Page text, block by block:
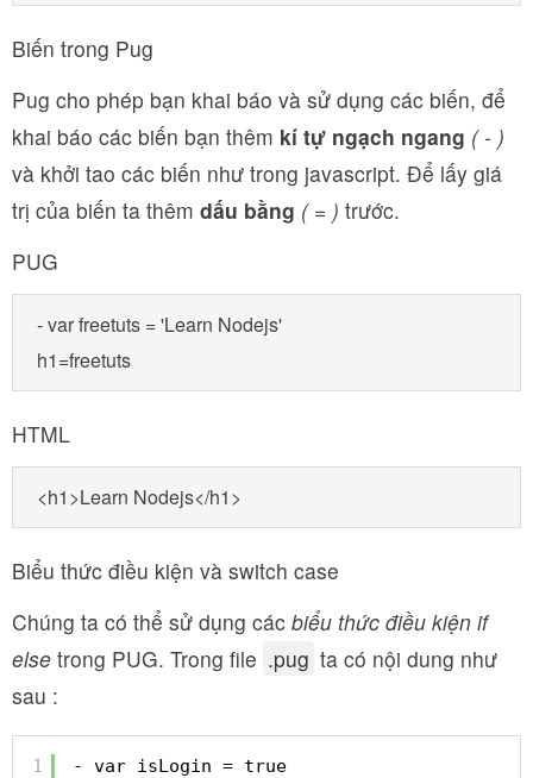
Biến trong Pug
Pug cho phép bạn khai báo và sử dụng các biến, để
khai báo các biến bạn thêm kí tự ngạch ngang ( - )
và khởi tao các biến như trong javascript. Để lấy giá
trị của biến ta thêm dấu bằng ( = ) trước.
PUG
- var freetuts = 'Learn Nodejs'
h1=freetuts
HTML
<h1>Learn Nodejs</h1>
Biểu thức điều kiện và switch case
Chúng ta có thể sử dụng các biểu thức điều kiện if
else trong PUG. Trong file .pug ta có nội dung như
sau :
1
- var isLogin = true